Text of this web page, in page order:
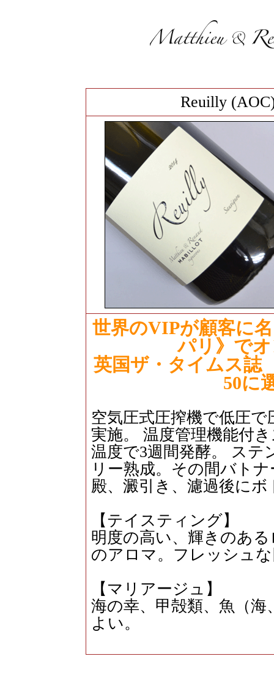
Reuilly
世界のVIPが顧客に
パリ》で
英国ザ・タイムス
50に
空気圧式圧搾機で低圧
実施。 温度管理機能付
温度で3週間発酵。 ステ
リー熟成。その間バト
殿、澱引き、濾過後に
【テイスティング】
明度の高い、輝きのあ
のアロマ。フレッシュ
【マリアージュ】
海の幸、甲殻類、魚（
よい。